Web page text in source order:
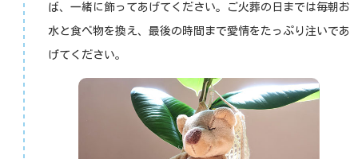
ば、一緒に飾ってあげてください。ご火葬の日までは毎朝お
水と食べ物を換え、最後の時間まで愛情をたっぷり注いであ
げてください。